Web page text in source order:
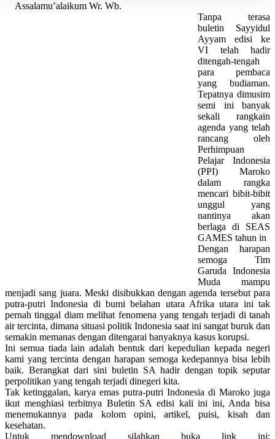
Assalamu’alaikum Wr. Wb.
Tanpa terasa
buletin Sayyidul
Ayyam edisi ke
VI telah hadir
ditengah-tengah
para pembaca
yang budiaman.
Tepatnya dimusim
semi ini banyak
sekali rangkain
agenda yang telah
rancang oleh
Perhimpuan
Pelajar Indonesia
(PPI) Maroko
dalam rangka
mencari bibit-bibit
unggul yang
nantinya akan
berlaga di SEAS
GAMES tahun in
Dengan harapan
semoga Tim
Garuda Indonesia
Muda mampu
menjadi sang juara. Meski disibukkan dengan agenda tersebut para
putra-putri Indonesia di bumi belahan utara Afrika utara ini tak
pernah tinggal diam melihat fenomena yang tengah terjadi di tanah
air tercinta, dimana situasi politik Indonesia saat ini sangat buruk dan
semakin memanas dengan ditengarai banyaknya kasus korupsi.
Ini semua tiada lain adalah bentuk dari kepedulian kepada negeri
kami yang tercinta dengan harapan semoga kedepannya bisa lebih
baik. Berangkat dari sini buletin SA hadir dengan topik seputar
perpolitikan yang tengah terjadi dinegeri kita.
Tak ketinggalan, karya emas putra-putri Indonesia di Maroko juga
ikut menghiasi terbitnya Buletin SA edisi kali ini ini, Anda bisa
menemukannya pada kolom opini, artikel, puisi, kisah dan
kesehatan.
Untuk mendownload silahkan buka link ini: